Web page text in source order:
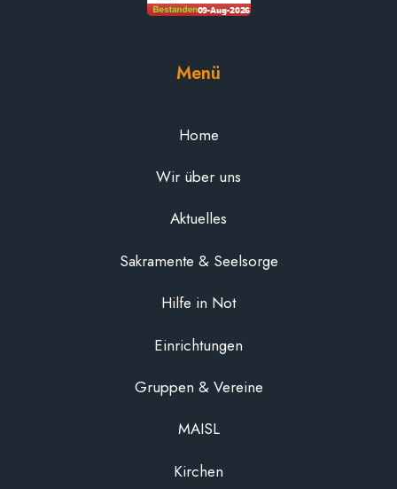
Menü
Home
Wir über uns
Aktuelles
Sakramente & Seelsorge
Hilfe in Not
Einrichtungen
Gruppen & Vereine
MAISL
Kirchen